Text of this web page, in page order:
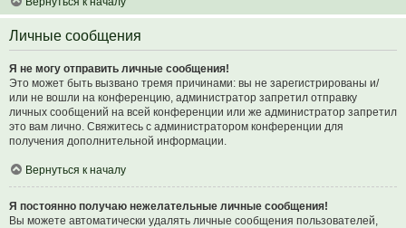
Личные сообщения
Я не могу отправить личные сообщения!
Это может быть вызвано тремя причинами: вы не зарегистрированы и/
или не вошли на конференцию, администратор запретил отправку
личных сообщений на всей конференции или же администратор запретил
это вам лично. Свяжитесь с администратором конференции для
получения дополнительной информации.
Вернуться к началу
Я постоянно получаю нежелательные личные сообщения!
Вы можете автоматически удалять личные сообщения пользователей,